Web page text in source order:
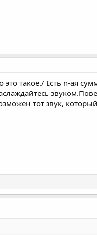
это такое./ Есть n-ая
тот звук,